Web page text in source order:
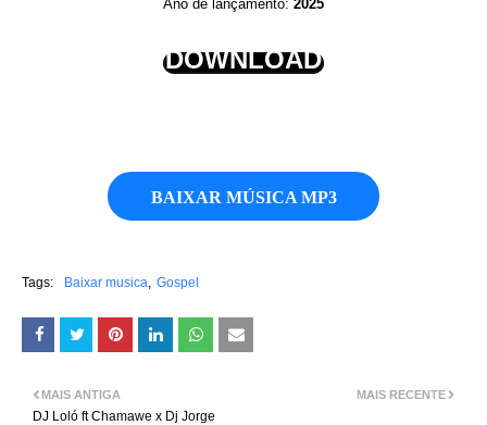
Ano de lançamento: 2025
DOWNLOAD
BAIXAR MÚSICA MP3
Tags: Baixar musica Gospel
MAIS RECENTE
MAIS ANTIGA
DJ Loló ft Chamawe x Dj Jorge